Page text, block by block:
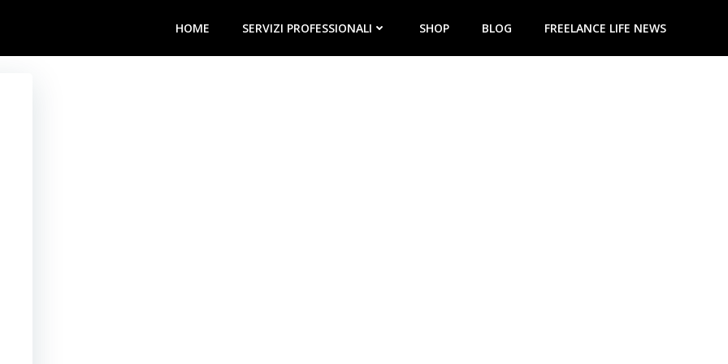
HOME SERVIZI PROFESSIONALI SHOP BLOG FREELANCE LIFE NEWS